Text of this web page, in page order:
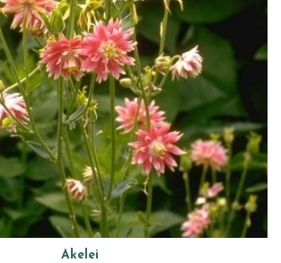
Akelei